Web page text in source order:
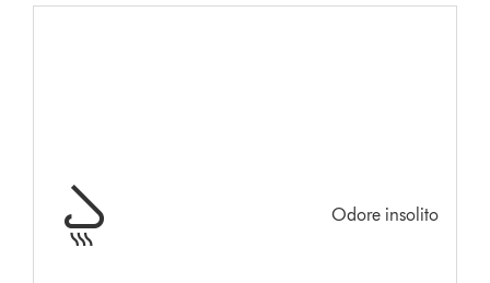
Odore insolito